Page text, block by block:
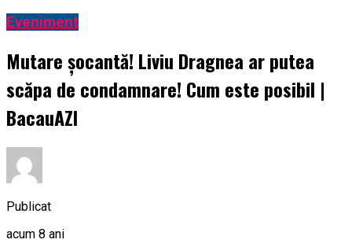
Eveniment
Mutare șocantă! Liviu Dragnea ar putea
scăpa de condamnare! Cum este posibil |
BacauAZI
Publicat
acum 8 ani